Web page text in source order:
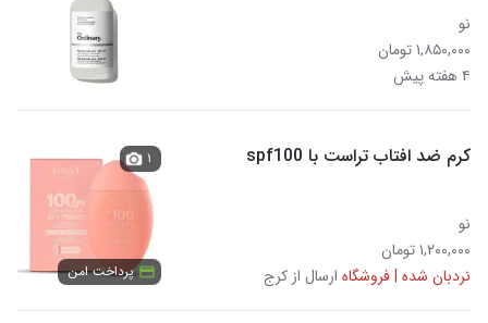
نو
۱,۸۵۰,۰۰۰ تومان
۴ هفته پیش
کرم ضد افتاب تراست با spf100
نو
۱,۲۰۰,۰۰۰ تومان
نردبان شده | فروشگاه ارسال از کرج
۱
پرداخت امن